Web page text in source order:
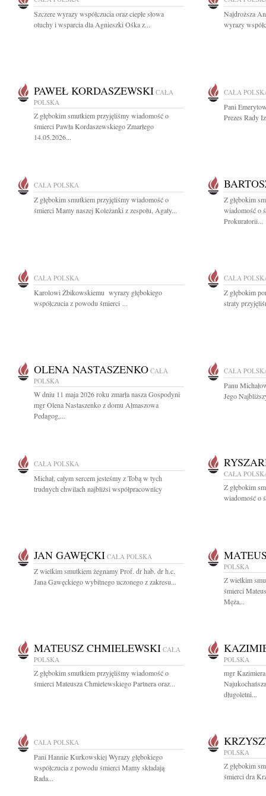
Szczere wyrazy współczucia oraz ciepłe słowa
otuchy i wsparcia dla Agnieszki Ośka z...
Najdroższa
wyrazy
PAWEŁ KORDASZEWSKI CAŁA
POLSKA
Z głębokim smutkiem przyjęliśmy wiadomość o
śmierci Pawła Kordaszewskiego Zmarłego
14.05.2026...
CAŁA
Pani
Prezes Rady
CAŁA POLSKA
Z głębokim smutkiem przyjęliśmy wiadomość o
śmierci Mamy naszej Koleżanki z zespołu, Agaty...
Z głębokim
wiadomość o
Prokuratorii...
CAŁA POLSKA
Karolowi Żbikowskiemu wyrazy głębokiego
współczucia z powodu śmierci ...
CAŁA
Z głębokim
straty
OLENA NASTASZENKO CAŁA
POLSKA
W dniu 11 maja 2026 roku zmarła nasza Gospodyni
mgr Olena Nastaszenko z domu Ałmaszowa
Pedagog,...
CAŁA
Panu
Jego
CAŁA POLSKA
Michał, całym sercem jesteśmy z Tobą w tych
trudnych chwilach najbliżsi współpracownicy
CAŁA
Z głębokim
wiadomość o
JAN GAWĘCKI CAŁA POLSKA
Z wielkim smutkiem żegnamy Prof. dr hab. dr h.c.
Jana Gawęckiego wybitnego uczonego z zakresu...
POLSKA
Z wielkim
śmierci
Męża...
MATEUSZ CHMIELEWSKI CAŁA
POLSKA
Z głębokim smutkiem przyjęliśmy wiadomość o
śmierci Mateusza Chmielewskiego Partnera oraz...
POLSKA
mgr
długoletni...
CAŁA POLSKA
Pani Hannie Kurkowskiej Wyrazy głębokiego
współczucia z powodu śmierci Mamy składają
Rada...
POLSKA
Z głębokim
śmierci dra